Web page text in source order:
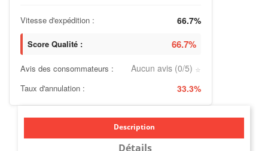
Vitesse d'expédition : 66.7%
Score Qualité : 66.7%
Avis des consommateurs : Aucun avis (0/5) ⭐
Taux d'annulation : 33.3%
Description
Détails